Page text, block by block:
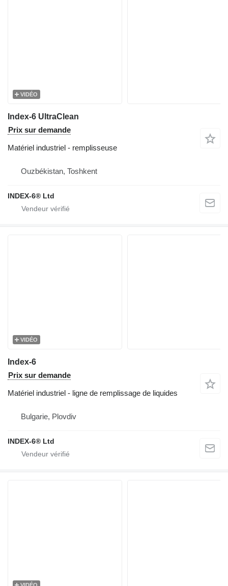
VIDÉO
Index-6 UltraClean
Prix sur demande
Matériel industriel - remplisseuse
Ouzbékistan, Toshkent
INDEX-6® Ltd
VIDÉO
Index-6
Prix sur demande
Matériel industriel - ligne de remplissage de liquides
Bulgarie, Plovdiv
INDEX-6® Ltd